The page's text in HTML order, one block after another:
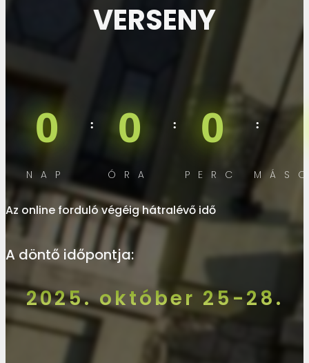
VERSENY
0
NAP
0
ÓRA
0
PERC
Az online forduló végéig hátralévő idő
A döntő időpontja:
2025. október 25-28.